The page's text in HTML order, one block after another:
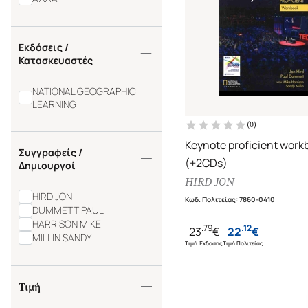
Εκδόσεις /
Κατασκευαστές
NATIONAL GEOGRAPHIC
LEARNING
Συγγραφείς /
Δημιουργοί
HIRD JON
DUMMETT PAUL
HARRISON MIKE
MILLIN SANDY
Τιμή
(0)
Keynote proficient
(+2CDs)
HIRD JON
Κωδ. Πολιτείας:7860-0410
23.79€
Τιμή Έκδοσης
22.12€
Τιμή Πολιτείας